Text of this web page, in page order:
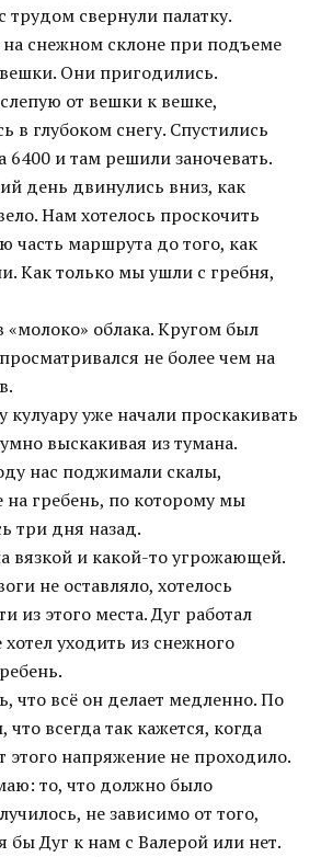
трудом свернули палатку.
снежном склоне при подъеме
Они пригодились.
от вешки к вешке,
в глубоком снегу. Спустились
6400 и там решили заночевать.
день двинулись вниз, как
Нам хотелось проскочить
часть маршрута до того, как
Как только мы ушли с гребня,
облака. Кругом был
не более чем на
уже начали проскакивать
выскакивая из тумана.
нас поджимали скалы,
гребень, по которому мы
три дня назад.
вязкой и какой-то угрожающей.
не оставляло, хотелось
из этого места. Дуг работал
уходить из снежного
что всё он делает медленно. По
что всегда так кажется, когда
этого напряжение не проходило.
то, что должно было
не зависимо от того,
бы Дуг к нам с Валерой или нет.